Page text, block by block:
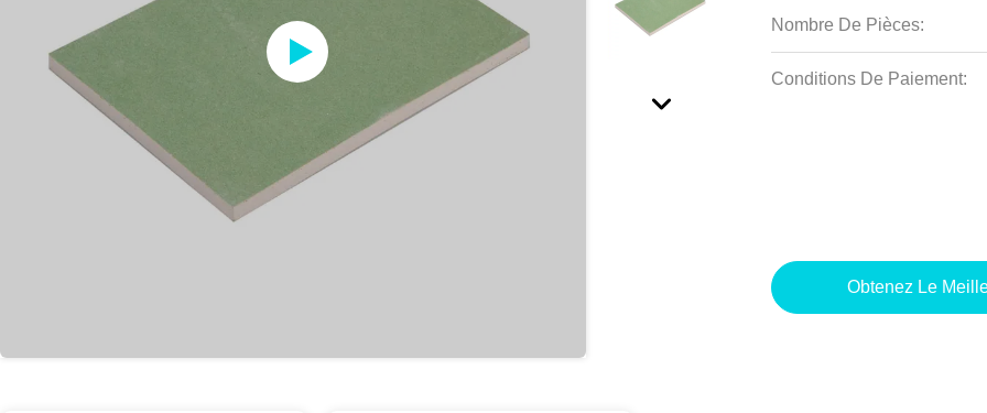
Nombre De Pièces:
Conditions De Paiement:
Obtenez Le